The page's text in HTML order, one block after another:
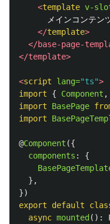
<template v-
メインコンテン
</template>
</base-page-
</template>
<script lang="ts">
import
{ Component ,
import
BasePage
import
@Component ({
components :
{
},
})
export
default
async mounted ():